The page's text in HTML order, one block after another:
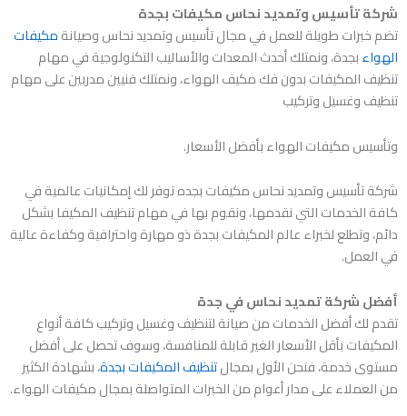
شركة تأسيس وتمديد نحاس مكيفات بجدة
تضم خبرات طويلة للعمل في مجال تأسيس وتمديد نحاس وصيانةمكيفات
الهواءبجدة، ونمتلك أحدث المعدات والأساليب التكنولوجية في مهام
تنظيف المكيفات بدون فك مكيف الهواء، ونمتلك فنيين مدربين على مهام
تنظيف وغسيل وتركيب
وتأسيس مكيفات الهواء بأفضل الأسعار.
شركة تأسيس وتمديد نحاس مكيفات بجدهتوفر لك إمكانيات عالمية في
كافة الخدمات التي نقدمها، ونقوم بها في مهام تنظيف المكيفا بشكل
دائم، وتطلع لخبراء عالم المكيفات بجدة ذو مهارة واحترافية وكفاءة عالية
في العمل.
أفضل شركة تمديد نحاس في جدة
تقدم لك أفضل الخدمات من صيانة لتنظيف وغسيل وتركيب كافة أنواع
المكيفات بأقل الأسعار الغير قابلة للمنافسة، وسوف تحصل على أفضل
مستوى خدمة، فنحن الأول بمجالتنظيف المكيفات بجدة، بشهادة الكثير
من العملاء على مدار أعوام من الخبرات المتواصلة بمجال مكيفات الهواء.